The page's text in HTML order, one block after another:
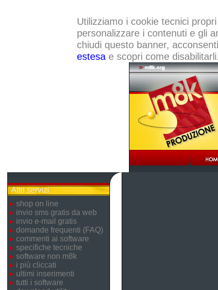
Utilizziamo i cookie tecnici
personalizzare i contenuti e gli
chiudi questo banner,
estesae scopri come
Altri servizi
shop on line
invio sms gratis da web
invio e-mail gratis
domande frequenti (FAQ)
commenti ai software
specifiche tecniche
software non m8k
i più cliccati
ultimi inserimenti
tutti i software